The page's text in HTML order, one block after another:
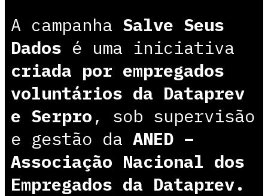
A campanha Salve Seus
Dados é uma iniciativa
criada por empregados
voluntários da Dataprev
e Serpro , sob supervisão
e gestão da ANED –
Associação Nacional dos
Empregados da Dataprev.